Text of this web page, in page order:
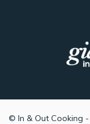
© In & Out Cooking